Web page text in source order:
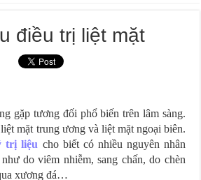
điều trị liệt mặt
gặp tương đối phổ biến trên lâm sàng.
mặt trung ương và liệt mặt ngoại biên.
trị liệu cho biết có nhiều nguyên nhân
do viêm nhiễm, sang chấn, do chèn
xương đá…